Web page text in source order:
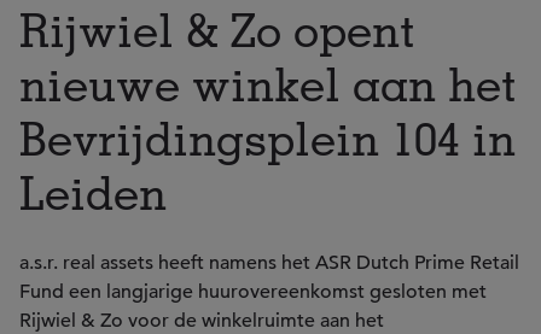
Rijwiel & Zo opent
nieuwe winkel aan het
Bevrijdingsplein 104 in
Leiden
a.s.r. real assets heeft namens het ASR Dutch Prime Retail
Fund een langjarige huurovereenkomst gesloten met
Rijwiel & Zo voor de winkelruimte aan het